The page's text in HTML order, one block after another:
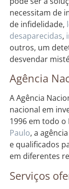
necessitam de
de infidelidade,
desaparecidas,
outros, um
desvendar
Agência
A Agência
nacional em
1996 em todo o
Paulo, a
e qualificados
em diferentes
Serviços